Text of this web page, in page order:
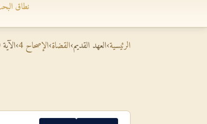
نطاق
الرئيسية›العهد القديم›القضاة›الإصحاح 4 ›الآية 20